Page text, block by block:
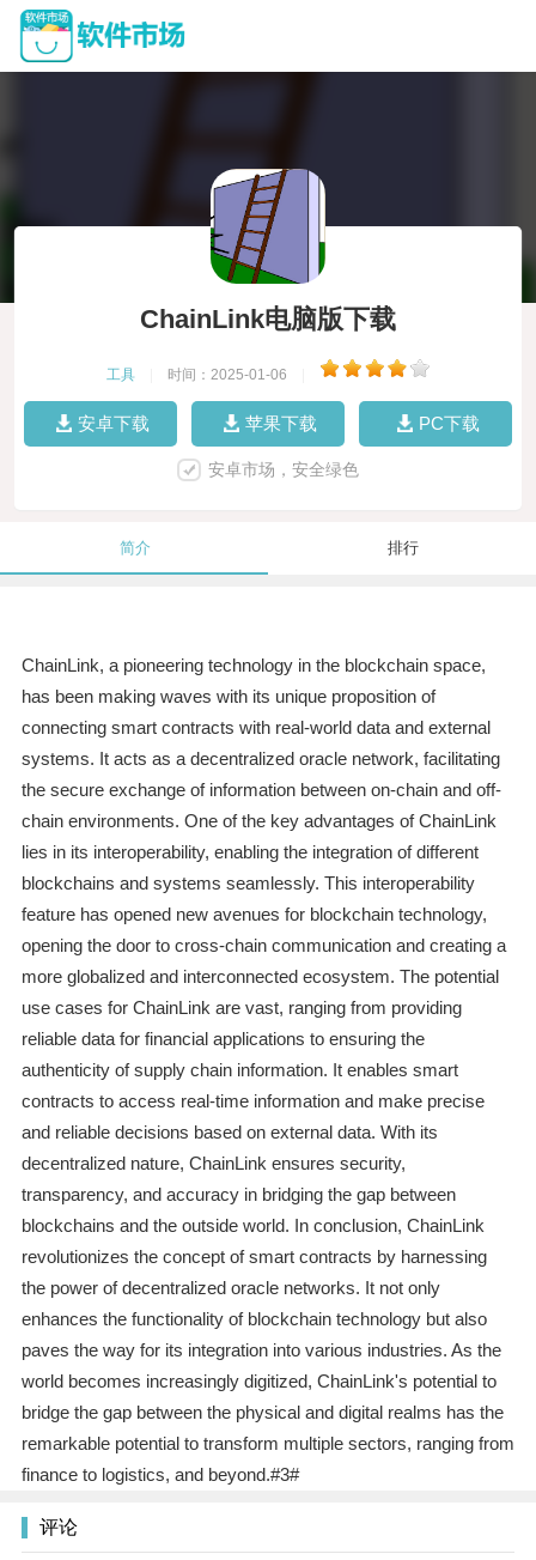
ChainLink电脑版下载
工具 时间：2025-01-06
安卓下载 苹果下载 PC下载
安卓市场，安全绿色
简介 排行
ChainLink, a pioneering technology in the blockchain space,
has been making waves with its unique proposition of
connecting smart contracts with real-world data and external
systems. It acts as a decentralized oracle network, facilitating
the secure exchange of information between on-chain and off-
chain environments. One of the key advantages of ChainLink
lies in its interoperability, enabling the integration of different
blockchains and systems seamlessly. This interoperability
feature has opened new avenues for blockchain technology,
opening the door to cross-chain communication and creating a
more globalized and interconnected ecosystem. The potential
use cases for ChainLink are vast, ranging from providing
reliable data for financial applications to ensuring the
authenticity of supply chain information. It enables smart
contracts to access real-time information and make precise
and reliable decisions based on external data. With its
decentralized nature, ChainLink ensures security,
transparency, and accuracy in bridging the gap between
blockchains and the outside world. In conclusion, ChainLink
revolutionizes the concept of smart contracts by harnessing
the power of decentralized oracle networks. It not only
enhances the functionality of blockchain technology but also
paves the way for its integration into various industries. As the
world becomes increasingly digitized, ChainLink's potential to
bridge the gap between the physical and digital realms has the
remarkable potential to transform multiple sectors, ranging from
finance to logistics, and beyond.#3#
评论